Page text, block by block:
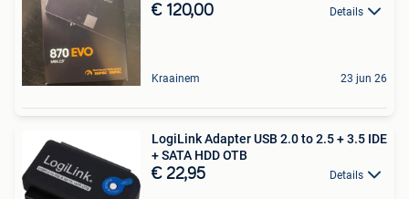
€ 120,00 Details
Kraainem 23 jun 26
LogiLink Adapter USB 2.0 to 2.5 + 3.5 IDE
+ SATA HDD OTB
€ 22,95 Details